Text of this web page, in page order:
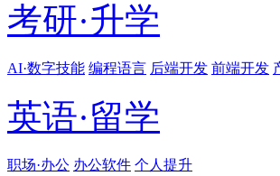
考研·升学
AI·数字技能 编程语言 后端开发 前端开发
英语·留学
职场·办公 办公软件 个人提升